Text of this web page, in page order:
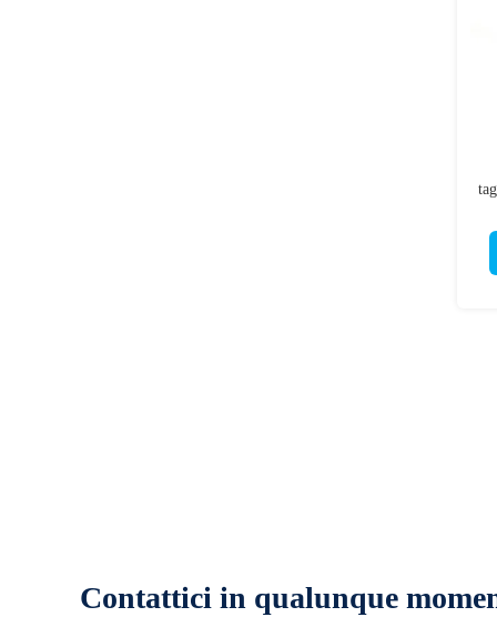
Contattici in qualunque